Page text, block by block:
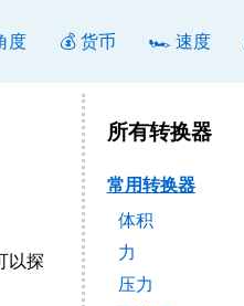
度 💰 货币 🏎️ 速度
以探
所有转换器
常用转换器
体积
力
压力